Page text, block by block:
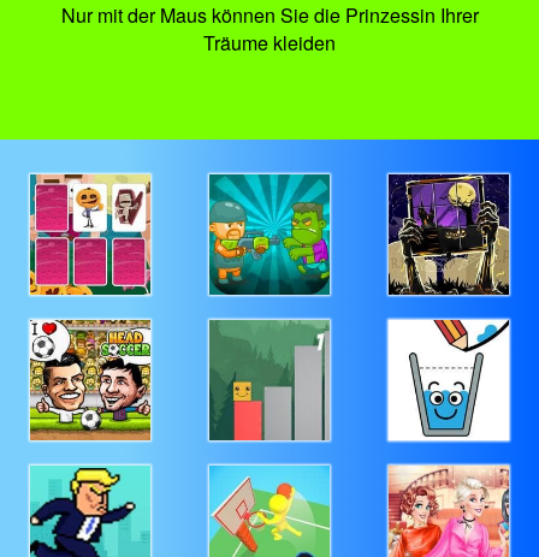
Nur mit der Maus können Sie die Prinzessin Ihrer
Träume kleiden